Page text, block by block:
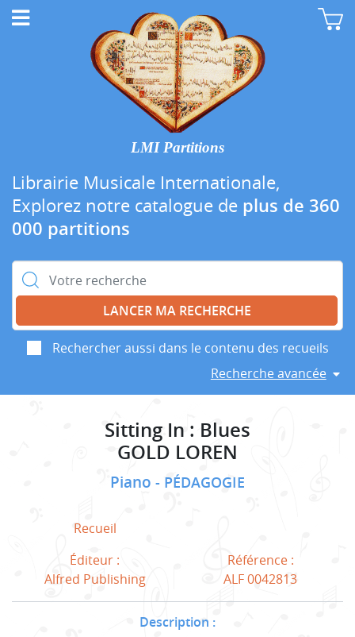
LMI Partitions
Librairie Musicale Internationale,
Explorez notre catalogue de plus de 360
000 partitions
Rechercher :
Rechercher aussi dans le contenu des recueils
Recherche avancée
Sitting In : Blues
GOLD LOREN
Piano PÉDAGOGIE
Recueil
Éditeur :
Alfred Publishing
Référence :
ALF 0042813
Description :